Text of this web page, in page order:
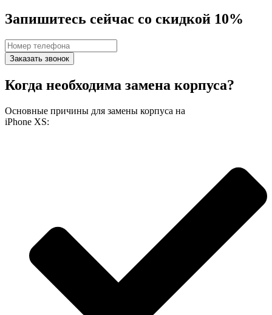
Запишитесь сейчас со скидкой 10%
Заказать звонок
Когда необходима замена корпуса?
Основные причины для замены корпуса на
iPhone XS: